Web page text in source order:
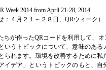
Week 2014 from April 21-28, 2014
：４月２１～２８日、QRウィーク）
ちが作ったQRコードを利用して、
いうトピックについて、意味のあ
られます。環境を改善するために
イデア」というトピックのもと、